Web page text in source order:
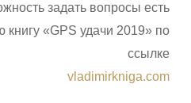
задать вопросы есть
книгу «GPS удачи 2019» по
ссылке
vladimirkniga.com